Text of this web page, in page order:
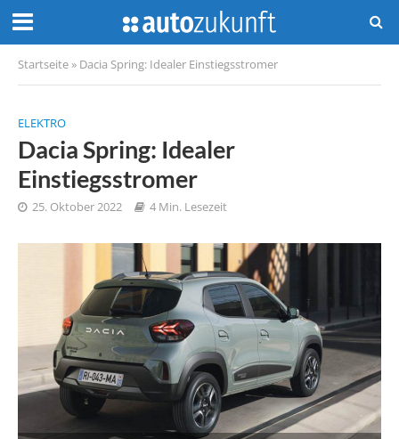
Startseite » Dacia Spring: Idealer Einstiegsstromer
ELEKTRO
Dacia Spring: Idealer
Einstiegsstromer
25. Oktober 2022 4 Min. Lesezeit